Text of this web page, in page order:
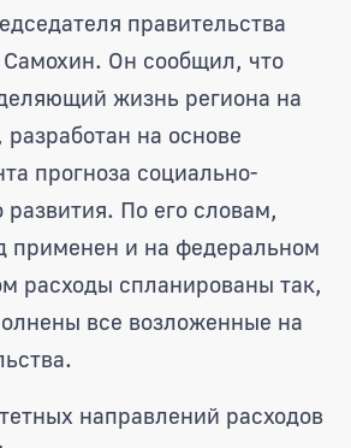
правительства
Самохин. Он сообщил, что
жизнь региона на
на основе
прогноза социально-
По его словам,
применен и на федеральном
расходы спланированы так,
все возложенные на
направлений расходов